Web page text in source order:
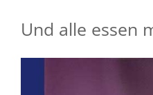
Und alle essen